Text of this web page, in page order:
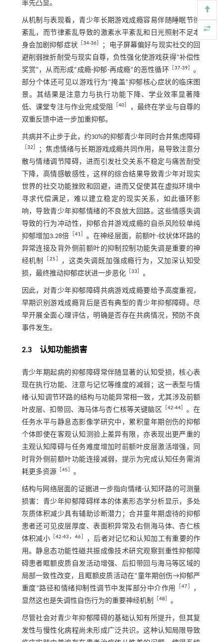
率先凸显。
从机制与表现看，青少年长期游戏成瘾容易伴随睡眠节律
紊乱，而节律紊乱导致的激素水平紊乱和日光照射不足本
身会加剧抑郁症状［34-36
；电子屏幕偏好与现实社交的回
避削弱挫折耐受与现实自尊，负性强化使游戏获得“补偿性
奖赏”，从而形成“成瘾-抑郁-再成瘾”的恶性循环［ 37-39］ 。
部分个体还可见以游戏行为“掩盖”抑郁核心症状的临床图
景。其结果是注意力与执行功能下降、学业效率显著降
低、课堂专注与作业完成受阻
［40
，最终在学业与自尊的
双重反馈中进一步加重抑郁。
共病并不止步于此，约30%的抑郁青少年同时合并焦虑障碍
32
；焦虑情绪与长期游戏成瘾共同作用，易导致注意分
散与情绪调节障碍，进而引发社交关系不稳定与痛苦耐受
下降，高情感敏感性，这样的综合结果导致青少年对现实
世界的社交功能挫败和回避，进而又促使其在虚拟环境中
寻求代偿满足，难以建立稳定的现实关系，如此循环影
响，导致青少年抑郁情绪的不良放大回路。这些情感失调
导致的行为冲动性，抑郁合并游戏成瘾的自杀风险较单纯
抑郁增加3.28倍
41
。在神经层面，前额叶-纹状体环路的
异常连接及背外侧前额叶的抑制控制功能失调是重要的神
经机制
25
，这类失调既加强成瘾行为，又加深认知受
损，最终推动抑郁症状进一步恶化
33 。
因此，对青少年抑郁障碍共病游戏成瘾要给予高度重视，
早期识别游戏成瘾背后是否有典型的青少年抑郁障碍。尽
早开展全面心理评估，明确是否存在共病情况，预防不良
事件发生。
2.3 认知功能损害
青少年期起病的抑郁障碍常伴随显著的认知受损，核心表
现在执行功能、注意与记忆等维度的减弱；这一表型与情
绪-认知调节环路的结构与功能异常相一致，尤其涉及前额
叶皮层、扣带回、海马体与杏仁核等关键脑区
42-44］ 。在
任务水平与静息态影像学研究中，累积童年期创伤的抑郁
个体即使在客观认知测验上差异有限，亦表现出更严重的
主观认知障碍与任务难度增加时前额叶皮层激活增强，同
时背外侧前额叶功能连接减弱，提示为完成认知任务需消
耗更多资源［ 45 。
结构与网络层面的证据进一步指向情绪-认知环路的可测量
损害：青少年抑郁障碍样本的体素形态学分析显示，多处
灰质体积减少具有辅助诊断潜力；合并童年期虐待的抑郁
患者还可见皮层厚度、表面积异常及右侧海马体、杏仁核
体积减小 ［42-43 ，46
，后者对记忆和认知加工有重要的作
用。静息态功能性磁共振成像技术研究观察到重性抑郁障
碍患者眶额皮质自发活动增强、后扣带回与海马等区域的
局部一致性改变，且眶额皮质活动在“童年期创伤→抑郁严
重度”路径和情绪抑制性调节中发挥部分中介作用
［47
，
显然这也是失调性自伤行为的重要神经机制
48 。
尽管社会对青少年抑郁障碍的基础认知有所提升，但其复
发性与慢性化病程尚未形成广泛共识。这种认知局限导致